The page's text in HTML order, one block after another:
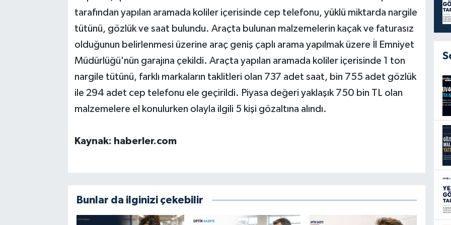
tarafından yapılan aramada koliler içerisinde cep telefonu, yüklü miktarda nargile
tütünü, gözlük ve saat bulundu. Araçta bulunan malzemelerin kaçak ve faturasız
olduğunun belirlenmesi üzerine araç geniş çaplı arama yapılmak üzere İl Emniyet
Müdürlüğü'nün garajına çekildi. Araçta yapılan aramada koliler içerisinde 1 ton
nargile tütünü, farklı markaların taklitleri olan 737 adet saat, bin 755 adet gözlük
ile 294 adet cep telefonu ele geçirildi. Piyasa değeri yaklaşık 750 bin TL olan
malzemelere el konulurken olayla ilgili 5 kişi gözaltına alındı.
Kaynak: haberler.com
Bunlar da ilginizi çekebilir